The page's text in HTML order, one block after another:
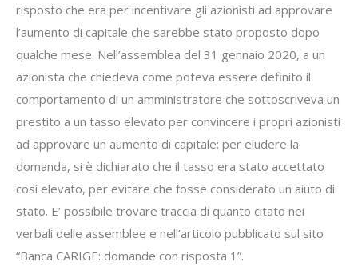
risposto che era per incentivare gli azionisti ad approvare
l’aumento di capitale che sarebbe stato proposto dopo
qualche mese. Nell’assemblea del 31 gennaio 2020, a un
azionista che chiedeva come poteva essere definito il
comportamento di un amministratore che sottoscriveva un
prestito a un tasso elevato per convincere i propri azionisti
ad approvare un aumento di capitale; per eludere la
domanda, si è dichiarato che il tasso era stato accettato
così elevato, per evitare che fosse considerato un aiuto di
stato. E’ possibile trovare traccia di quanto citato nei
verbali delle assemblee e nell’articolo pubblicato sul sito
“Banca CARIGE: domande con risposta 1”.